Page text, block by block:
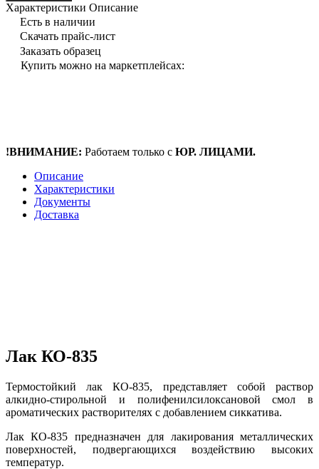
Характеристики Описание
Есть в наличии
Скачать прайс-лист
Заказать образец
Купить можно на маркетплейсах:
!ВНИМАНИЕ: Работаем только с ЮР. ЛИЦАМИ.
Описание
Характеристики
Документы
Доставка
Лак КО-835
Термостойкий лак КО-835, представляет собой раствор
алкидно-стирольной и полифенилсилоксановой смол в
ароматических растворителях с добавлением сиккатива.
Лак КО-835 предназначен для лакирования металлических
поверхностей, подвергающихся воздействию высоких
температур.